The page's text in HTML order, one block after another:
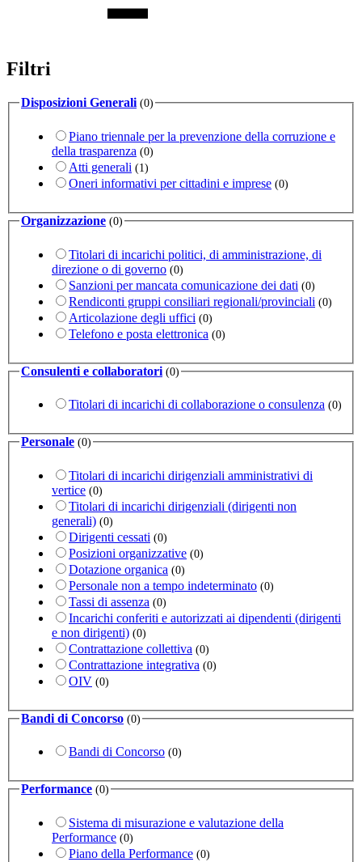
Filtri
Disposizioni Generali (0)
Piano triennale per la prevenzione della corruzione e
della trasparenza (0)
Atti generali (1)
Oneri informativi per cittadini e imprese (0)
Organizzazione (0)
Titolari di incarichi politici, di amministrazione, di
direzione o di governo (0)
Sanzioni per mancata comunicazione dei dati (0)
Rendiconti gruppi consiliari regionali/provinciali (0)
Articolazione degli uffici (0)
Telefono e posta elettronica (0)
Consulenti e collaboratori (0)
Titolari di incarichi di collaborazione o consulenza (0)
Personale (0)
Titolari di incarichi dirigenziali amministrativi di
vertice (0)
Titolari di incarichi dirigenziali (dirigenti non
generali) (0)
Dirigenti cessati (0)
Posizioni organizzative (0)
Dotazione organica (0)
Personale non a tempo indeterminato (0)
Tassi di assenza (0)
Incarichi conferiti e autorizzati ai dipendenti (dirigenti
e non dirigenti) (0)
Contrattazione collettiva (0)
Contrattazione integrativa (0)
OIV (0)
Bandi di Concorso (0)
Bandi di Concorso (0)
Performance (0)
Sistema di misurazione e valutazione della
Performance (0)
Piano della Performance (0)